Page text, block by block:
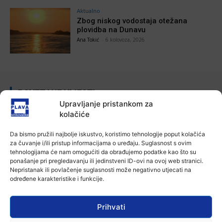
Upravljanje pristankom za
kolačiće
Da bismo pružili najbolje iskustvo, koristimo tehnologije poput kolačića
za čuvanje i/ili pristup informacijama o uređaju. Suglasnost s ovim
tehnologijama će nam omogućiti da obrađujemo podatke kao što su
ponašanje pri pregledavanju ili jedinstveni ID-ovi na ovoj web stranici.
Nepristanak ili povlačenje suglasnosti može negativno utjecati na
određene karakteristike i funkcije.
Prihvati
Aktualno
Zbog niskog vodostaja otežana
plovidba na Dunavu
Ana Tokić 6 kolovoza, 2026
POVEZANE VIJESTI
Aktualno
stotu godišnjicu djelovanja
7 kolovoza, 2026
Aktualno
Za dva tjedna započinje još jedna
Divlja liga
7 kolovoza, 2026